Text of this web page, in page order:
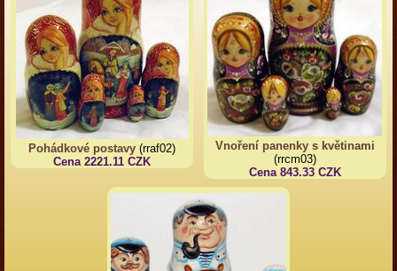
Pohádkové postavy (rraf02)
Cena 2221.11 CZK
Vnoření panenky s květinami
(rrcm03)
Cena 843.33 CZK